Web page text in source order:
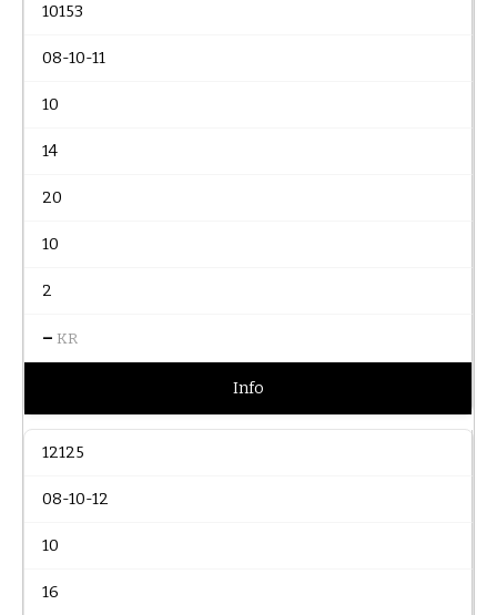
10153
08-10-11
10
14
20
10
2
– KR
Info
12125
08-10-12
10
16